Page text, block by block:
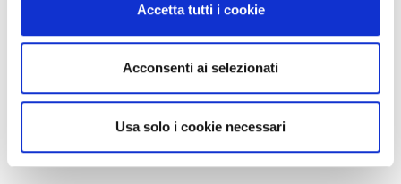
Accetta tutti i cookie
Acconsenti ai selezionati
Usa solo i cookie necessari